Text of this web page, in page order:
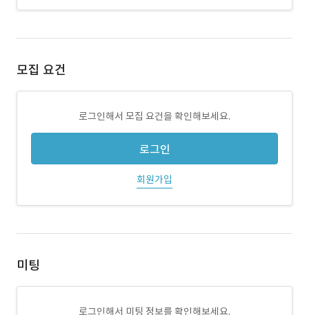
모집 요건
로그인해서 모집 요건을 확인해보세요.
로그인
회원가입
미팅
로그인해서 미팅 정보를 확인해보세요.